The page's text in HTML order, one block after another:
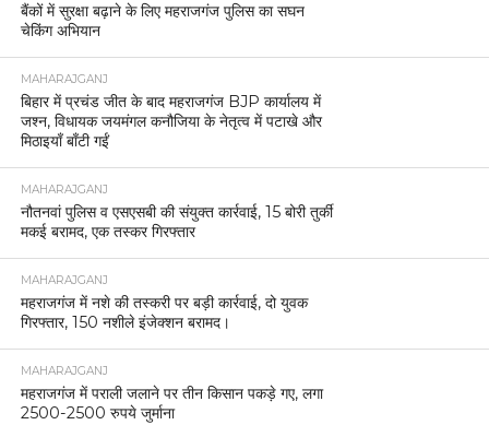
बैंकों में सुरक्षा बढ़ाने के लिए महराजगंज पुलिस का सघन
चेकिंग अभियान
MAHARAJGANJ
बिहार में प्रचंड जीत के बाद महराजगंज BJP कार्यालय में
जश्न, विधायक जयमंगल कनौजिया के नेतृत्व में पटाखे और
मिठाइयाँ बाँटी गईं
MAHARAJGANJ
नौतनवां पुलिस व एसएसबी की संयुक्त कार्रवाई, 15 बोरी तुर्की
मकई बरामद, एक तस्कर गिरफ्तार
MAHARAJGANJ
महराजगंज में नशे की तस्करी पर बड़ी कार्रवाई, दो युवक
गिरफ्तार, 150 नशीले इंजेक्शन बरामद।
MAHARAJGANJ
महराजगंज में पराली जलाने पर तीन किसान पकड़े गए, लगा
2500-2500 रुपये जुर्माना